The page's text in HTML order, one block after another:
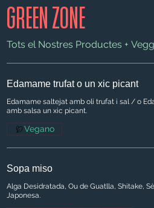
GREEN ZONE
Tots el
Edamame trufat o un xic picant
Edamame saltejat amb oli trufat i sal / o
amb salsa un xic picant.
Vegano
Sopa miso
Alga Desidratada, Ou de Guatlla, Shitake,
Japonesa.